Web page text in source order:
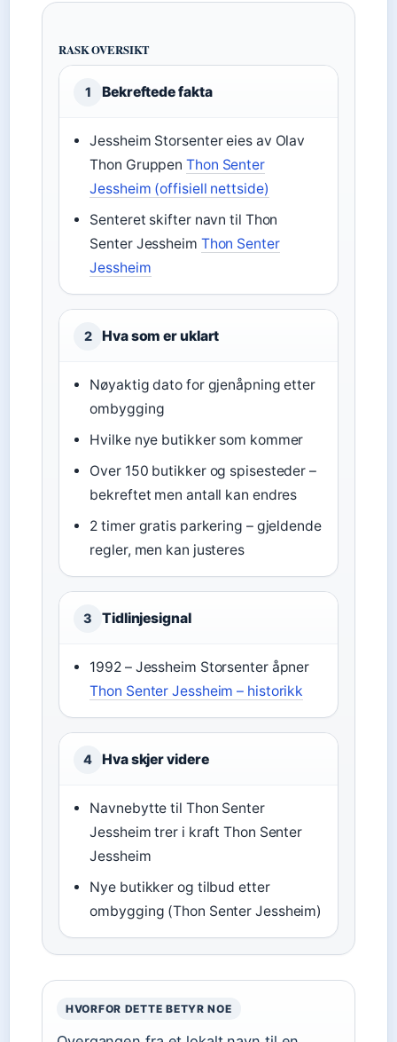
RASK OVERSIKT
1 Bekreftede fakta
Jessheim Storsenter eies av Olav
Thon GruppenThon Senter
Jessheim (offisiell nettside)
Senteret skifter navn til Thon
Senter Jessheim Thon Senter
Jessheim
2 Hva som er uklart
Nøyaktig dato for gjenåpning etter
ombygging
Hvilke nye butikker som kommer
Over 150 butikker og spisesteder –
bekreftet men antall kan endres
2 timer gratis parkering – gjeldende
regler, men kan justeres
3 Tidlinjesignal
1992 – Jessheim Storsenter åpner
Thon Senter Jessheim – historikk
4 Hva skjer videre
Navnebytte til Thon Senter
Jessheim trer i kraft Thon Senter
Jessheim
Nye butikker og tilbud etter
ombygging (Thon Senter Jessheim)
HVORFOR DETTE BETYR NOE